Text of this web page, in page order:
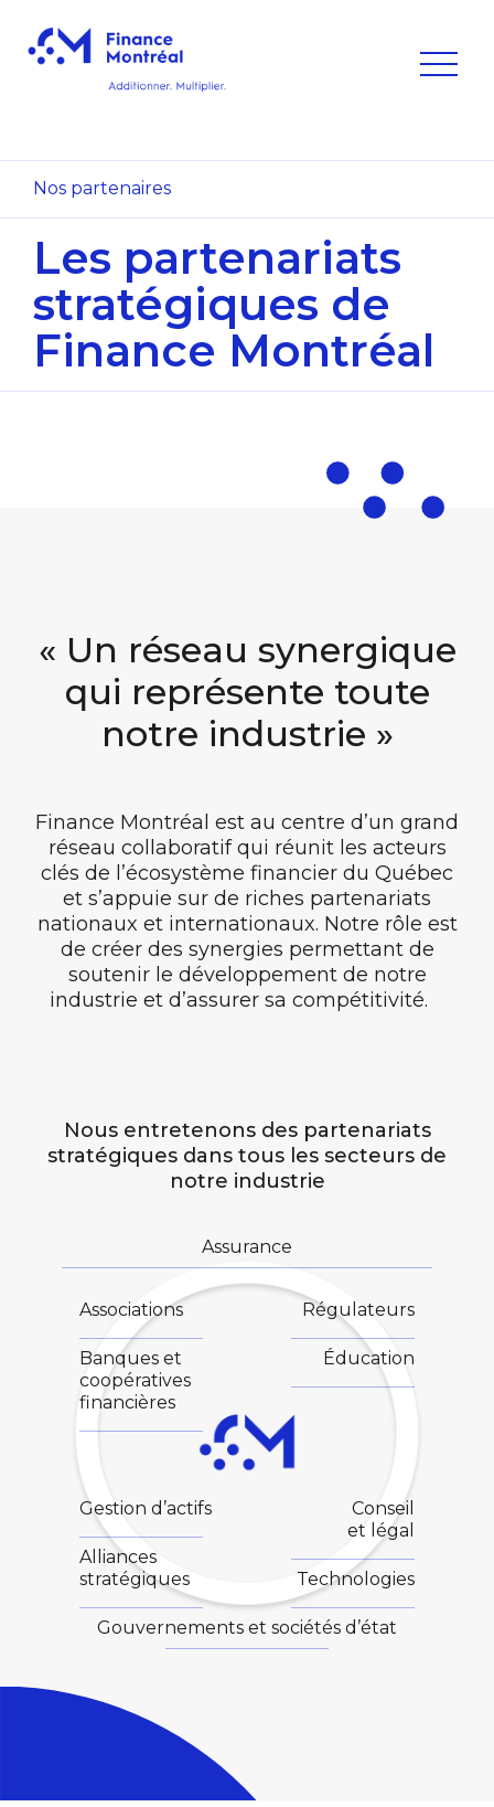
Nos partenaires
Les partenariats
stratégiques de
Finance Montréal
« Un réseau synergique
qui représente toute
notre industrie »
Finance Montréal est au centre d’un grand
réseau collaboratif qui réunit les acteurs
clés de l’écosystème financier du Québec
et s’appuie sur de riches partenariats
nationaux et internationaux. Notre rôle est
de créer des synergies permettant de
soutenir le développement de notre
industrie et d’assurer sa compétitivité.
Nous entretenons des partenariats
stratégiques dans tous les secteurs de
notre industrie
Assurance
Associations
Banques et
coopératives
financières
Gestion d’actifs
Alliances
stratégiques
Régulateurs
Éducation
Conseil
et légal
Technologies
Gouvernements et sociétés d’état